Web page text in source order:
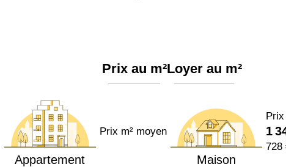
Prix au m²
Appartement
Prix m² moyen
Loyer au m²
Maison
Prix
1
728